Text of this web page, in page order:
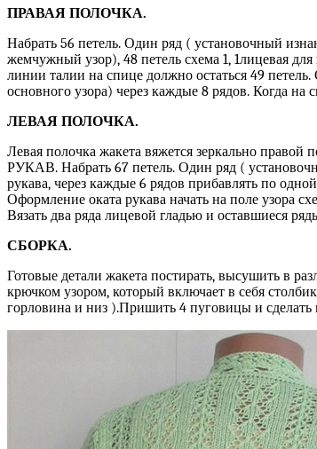
ПРАВАЯ ПОЛОЧКА.
Набрать 56 петель. Один ряд ( установочный
жемчужный узор), 48 петель схема 1, 1лицевая
линии талии на спице должно остаться 49
основного узора) через каждые 8 рядов. Когда на
ЛЕВАЯ ПОЛОЧКА.
Левая полочка жакета вяжется зеркально правой
РУКАВ. Набрать 67 петель. Один ряд (
рукава, через каждые 6 рядов прибавлять по
Оформление оката рукава начать на поле узора
Вязать два ряда лицевой гладью и оставшиеся
СБОРКА.
Готовые детали жакета постирать, высушить в
крючком узором, который включает в себя
горловина и низ ).Пришить 4 пуговицы и сделать